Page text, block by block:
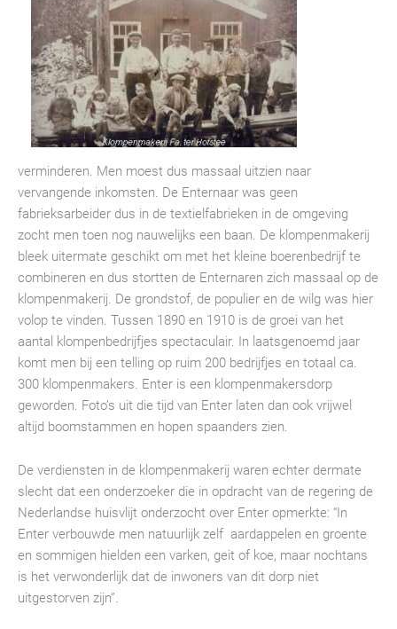
verminderen. Men moest dus massaal uitzien naar
vervangende inkomsten. De Enternaar was geen
fabrieksarbeider dus in de textielfabrieken in de omgeving
zocht men toen nog nauwelijks een baan. De klompenmakerij
bleek uitermate geschikt om met het kleine boerenbedrijf te
combineren en dus stortten de Enternaren zich massaal op de
klompenmakerij. De grondstof, de populier en de wilg was hier
volop te vinden. Tussen 1890 en 1910 is de groei van het
aantal klompenbedrijfjes spectaculair. In laatsgenoemd jaar
komt men bij een telling op ruim 200 bedrijfjes en totaal ca.
300 klompenmakers. Enter is een klompenmakersdorp
geworden. Foto’s uit die tijd van Enter laten dan ook vrijwel
altijd boomstammen en hopen spaanders zien.
De verdiensten in de klompenmakerij waren echter dermate
slecht dat een onderzoeker die in opdracht van de regering de
Nederlandse huisvlijt onderzocht over Enter opmerkte: “In
Enter verbouwde men natuurlijk zelf aardappelen en groente
en sommigen hielden een varken, geit of koe, maar nochtans
is het verwonderlijk dat de inwoners van dit dorp niet
uitgestorven zijn”.